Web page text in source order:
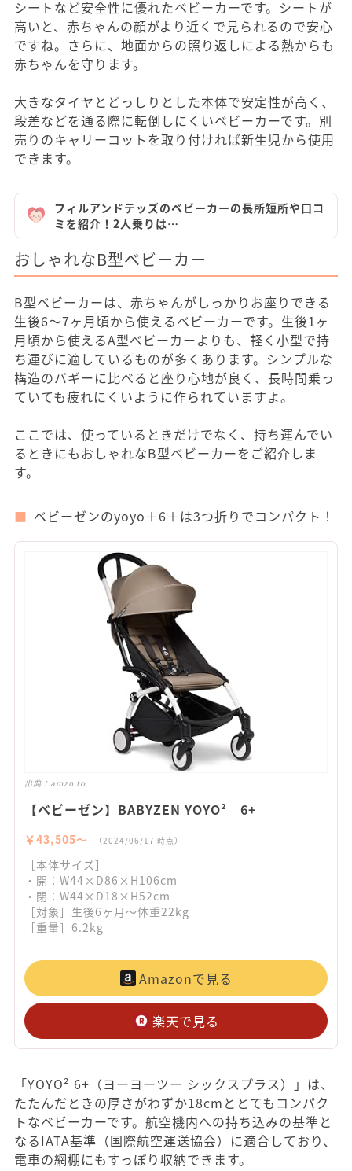
シートなど安全性に優れたベビーカーです。シートが
高いと、赤ちゃんの顔がより近くで見られるので安心
ですね。さらに、地面からの照り返しによる熱からも
赤ちゃんを守ります。
大きなタイヤとどっしりとした本体で安定性が高く、
段差などを通る際に転倒しにくいベビーカーです。別
売りのキャリーコットを取り付ければ新生児から使用
できます。
フィルアンドテッズのベビーカーの長所短所や口コ
ミを紹介！2人乗りは…
おしゃれなB型ベビーカー
B型ベビーカーは、赤ちゃんがしっかりお座りできる
生後6～7ヶ月頃から使えるベビーカーです。生後1ヶ
月頃から使えるA型ベビーカーよりも、軽く小型で持
ち運びに適しているものが多くあります。シンプルな
構造のバギーに比べると座り心地が良く、長時間乗っ
ていても疲れにくいように作られていますよ。
ここでは、使っているときだけでなく、持ち運んでい
るときにもおしゃれなB型ベビーカーをご紹介しま
す。
ベビーゼンのyoyo＋6＋は3つ折りでコンパクト！
出典： amzn.to
【ベビーゼン】BABYZEN YOYO² 6+
￥43,505〜 （2024/06/17 時点）
［本体サイズ］
・開：W44×D86×H106cm
・閉：W44×D18×H52cm
［対象］生後6ヶ月～体重22kg
［重量］6.2kg
Amazonで見る
楽天で見る
「YOYO² 6+（ヨーヨーツー シックスプラス）」は、
たたんだときの厚さがわずか18cmととてもコンパク
トなベビーカーです。航空機内への持ち込みの基準と
なるIATA基準（国際航空運送協会）に適合しており、
電車の網棚にもすっぽり収納できます。